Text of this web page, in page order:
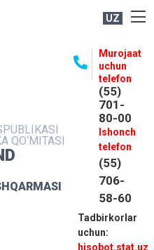
UZ
QO‘MITASI
Murojaat
uchun
telefon
(55)
701-
80-00
Ishonch
telefon
(55)
706-
58-60
Tadbirkorlar
uchun:
hisobot.stat.uz